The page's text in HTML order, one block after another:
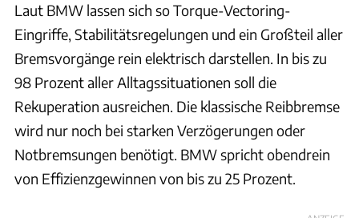
Laut BMW lassen sich so Torque-Vectoring-
Eingriffe, Stabilitätsregelungen und ein Großteil aller
Bremsvorgänge rein elektrisch darstellen. In bis zu
98 Prozent aller Alltagssituationen soll die
Rekuperation ausreichen. Die klassische Reibbremse
wird nur noch bei starken Verzögerungen oder
Notbremsungen benötigt. BMW spricht obendrein
von Effizienzgewinnen von bis zu 25 Prozent.